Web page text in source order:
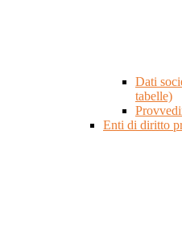
Dati
tabelle)
Enti di diritto